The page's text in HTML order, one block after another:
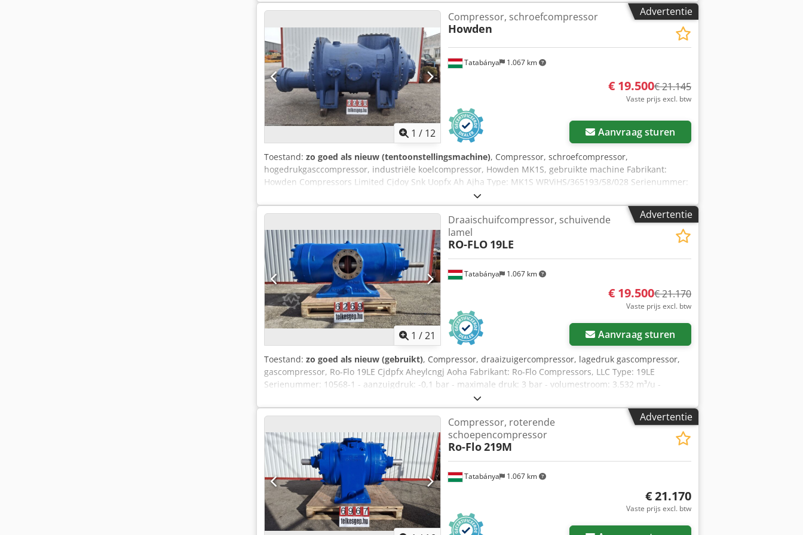
690 × 850 mm -Gewicht: ca. 1.341 kg
Advertentie
1 / 12
Tatabánya 1.067 km
Compressor, schroefcompressor
Howden
€ 19.500€ 21.145
Vaste prijs excl. btw
Aanvraag sturen
Toestand: zo goed als nieuw (tentoonstellingsmachine), Compressor, schroefcompressor,
hogedrukgasccompressor, industriële koelcompressor, Howden MK1S, gebruikte machine Fabrikant:
Howden Compressors Limited Cjdoy Snk Uopfx Ah Ajha Type: MK1S WRViHS/365193/58/028 Serienummer:
N12533 -max. invoerdruk: 2,9 bar g -max. werkdruk (uitlaat): 35,5 bar g -huisontwerdruk: 42,0 bar g -
hydraulische testdruk: 63,0 bar g -max. continu toerental: 2970 omw/min -instelling: variabele
volumeverhouding (Vi-instelling) -productieplaats: Glasgow, G52 1BE
Advertentie
1 /21
Tatabánya 1.067 km
Draaischuifcompressor, schuivende
lamel
RO-FLO 19LE
€ 19.500€ 21.170
Vaste prijs excl. btw
Aanvraag sturen
Toestand: zo goed als nieuw (gebruikt), Compressor, draaizuigercompressor, lagedruk gascompressor,
gascompressor, Ro-Flo 19LE Cjdpfx Aheylcngj Aoha Fabrikant: Ro-Flo Compressors, LLC Type: 19LE
Serienummer: 10568-1 - aanzuigdruk: -0,1 bar - maximale druk: 3 bar - volumestroom: 3.532 m³/u -
bedrijfstoerental: 275–640 tpm - maximale bedrijfstemperatuur: 176 °C - afmetingen (l × b × h): 2000 × 700
× 900 mm - gewicht: ca. 2.500 kg
Advertentie
Tatabánya 1.067 km
Compressor, roterende
schoepencompressor
Ro-Flo219M
€ 21.170
Vaste prijs excl. btw